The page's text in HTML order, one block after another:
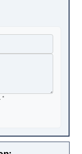
*